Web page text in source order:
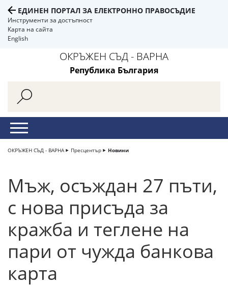
ЕДИНЕН ПОРТАЛ ЗА ЕЛЕКТРОННО ПРАВОСЪДИЕ
Инструменти за достъпност
Карта на сайта
English
ОКРЪЖЕН СЪД - ВАРНА
Република България
ОКРЪЖЕН СЪД - ВАРНА Пресцентър Новини
Мъж, осъждан 27 пъти,
с нова присъда за
кражба и теглене на
пари от чужда банкова
карта